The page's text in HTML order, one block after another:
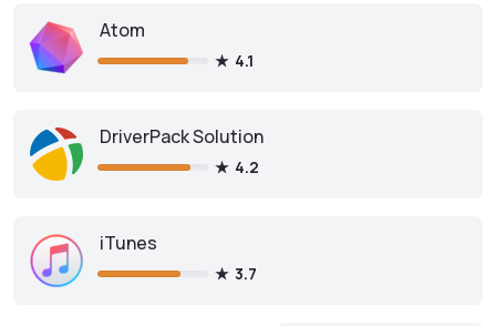
Atom
4.1
DriverPack Solution
4.2
iTunes
3.7